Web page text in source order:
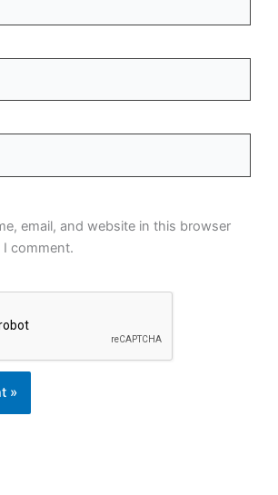
email, and website in this browser
comment.